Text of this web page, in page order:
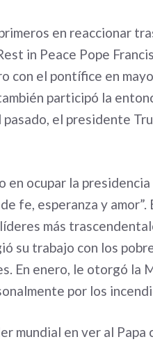
en reaccionar
in Peace Pope
con el pontífice en
participó la
el presidente
ocupar la
fe, esperanza y
más
su trabajo con los
En enero, le otorgó la
por los
mundial en ver al Papa